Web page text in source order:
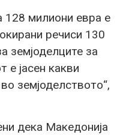
128 милиони евра е
речиси 130
земјоделците за
е јасен какви
земјоделството“,
дека Македонија